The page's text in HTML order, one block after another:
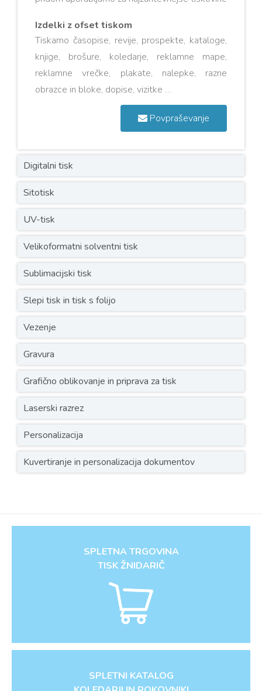
Izdelki z ofset tiskom
Tiskamo časopise, revije, prospekte, kataloge,
knjige, brošure, koledarje, reklamne mape,
reklamne vrečke, plakate, nalepke, razne
obrazce in bloke, dopise, vizitke …
Povpraševanje
Digitalni tisk
Sitotisk
UV-tisk
Velikoformatni solventni tisk
Sublimacijski tisk
Slepi tisk in tisk s folijo
Vezenje
Gravura
Grafično oblikovanje in priprava za tisk
Laserski razrez
Personalizacija
Kuvertiranje in personalizacija dokumentov
SPLETNA TRGOVINA
TISK ŽNIDARIČ
SPLETNI KATALOG